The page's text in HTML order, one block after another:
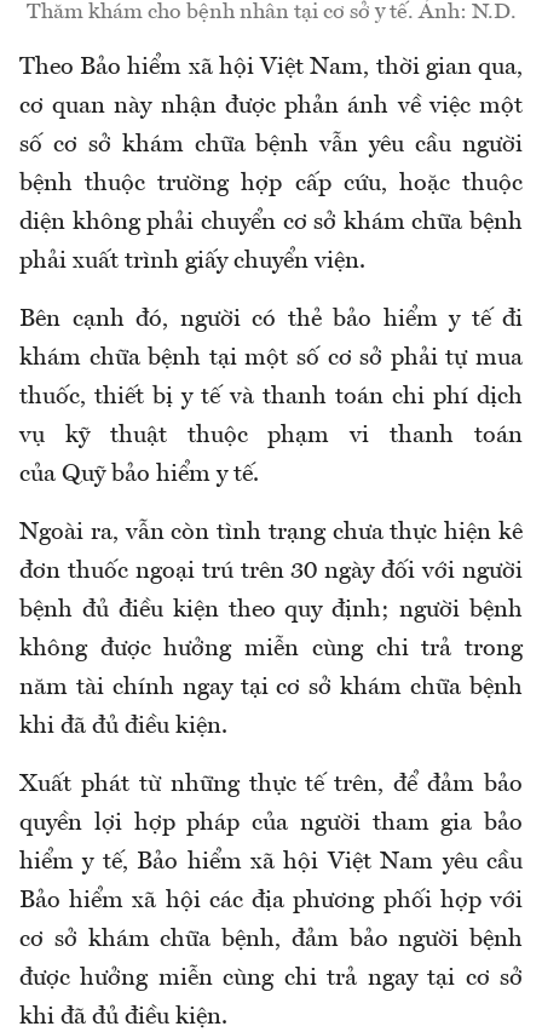
Thăm khám cho bệnh nhân tại cơ sở y tế. Ảnh: N.D.
Theo Bảo hiểm xã hội Việt Nam, thời gian qua,
cơ quan này nhận được phản ánh về việcmột
số cơ sở khám chữa bệnh vẫn yêu cầu người
bệnh thuộc trường hợp cấp cứu, hoặc thuộc
diện không phải chuyển cơ sở khám chữa bệnh
phải xuất trình giấy chuyểnviện.
Bên cạnh đó, người có thẻ bảo hiểm y tế đi
khám chữa bệnh tại một số cơ sở phải tự mua
thuốc, thiết bị y tế và thanh toán chi phí dịch
vụ kỹ thuật thuộc phạm vi thanh toán
của Quỹ bảo hiểm y tế.
Ngoài ra, vẫn còn tình trạng chưa thực hiện kê
đơn thuốc ngoại trú trên 30 ngày đối với người
bệnh đủ điều kiệntheo quy định;người bệnh
không được hưởng miễn cùng chitrả trong
năm tài chính ngay tại cơ sởkhám chữa bệnh
khi đã đủ điều kiện.
Xuất phát từ những thực tế trên, để đảm bảo
quyền lợi hợp pháp của người tham gia bảo
hiểm y tế, Bảo hiểm xã hội Việt Nam yêu cầu
Bảo hiểm xã hộicácđịa phươngphối hợp với
cơ sở khám chữa bệnh, đảm bảo người bệnh
được hưởng miễn cùng chi trả ngay tại cơ sở
khi đã đủ điều kiện.